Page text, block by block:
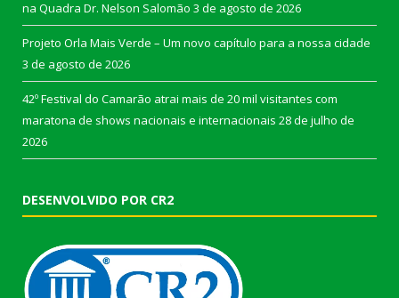
na Quadra Dr. Nelson Salomão 3 de agosto de 2026
Projeto Orla Mais Verde – Um novo capítulo para a nossa cidade
3 de agosto de 2026
42º Festival do Camarão atrai mais de 20 mil visitantes com
maratona de shows nacionais e internacionais 28 de julho de
2026
DESENVOLVIDO POR CR2